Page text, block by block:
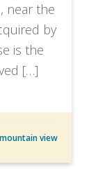
near the
by
is the
[…]
mountain view